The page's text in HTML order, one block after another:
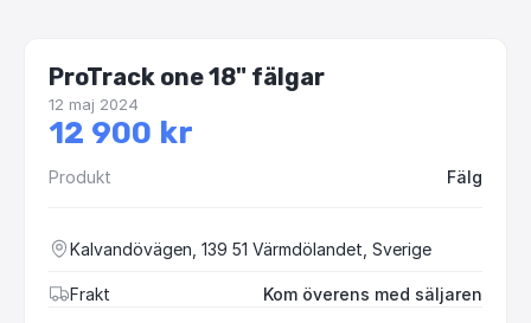
ProTrack one 18" fälgar
12 maj 2024
12 900 kr
Produkt Fälg
Kalvandövägen, 139 51 Värmdölandet, Sverige
Frakt Kom överens med säljaren